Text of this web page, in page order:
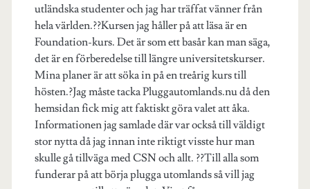
utländska studenter och jag har träffat vänner från
hela världen.??Kursen jag håller på att läsa är en
Foundation-kurs. Det är som ett basår kan man säga,
det är en förberedelse till längre universitetskurser.
Mina planer är att söka in på en treårig kurs till
hösten.?Jag måste tacka Pluggautomlands.nu då den
hemsidan fick mig att faktiskt göra valet att åka.
Informationen jag samlade där var också till väldigt
stor nytta då jag innan inte riktigt visste hur man
skulle gå tillväga med CSN och allt. ??Till alla som
funderar på att börja plugga utomlands så vill jag